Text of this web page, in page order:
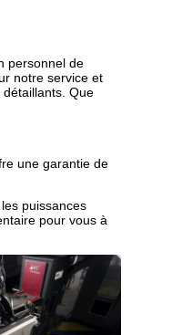
personnel de
notre service et
Que
une garantie de
puissances
pour vous à